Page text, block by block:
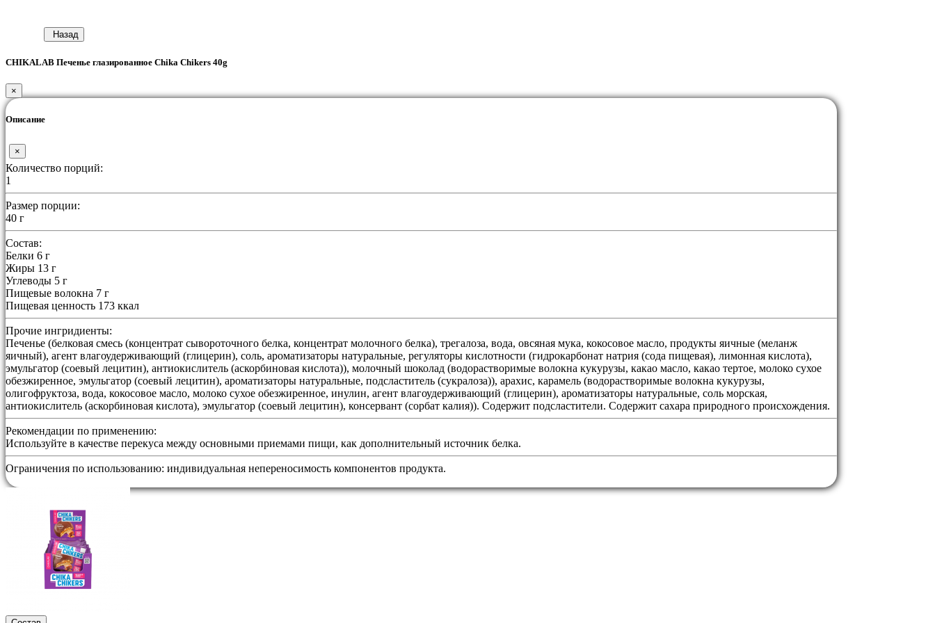
Назад
CHIKALAB Печенье глазированное Chika Chikers 40g
×
Описание
×
Количество порций:
1
Размер порции:
40 г
Состав:
Белки 6 г
Жиры 13 г
Углеводы 5 г
Пищевые волокна 7 г
Пищевая ценность 173 ккал
Прочие ингридиенты:
Печенье (белковая смесь (концентрат сывороточного белка, концентрат молочного белка), трегалоза, вода, овсяная мука, кокосовое масло, продукты яичные (меланж
яичный), агент влагоудерживающий (глицерин), соль, ароматизаторы натуральные, регуляторы кислотности (гидрокарбонат натрия (сода пищевая), лимонная кислота),
эмульгатор (соевый лецитин), антиокислитель (аскорбиновая кислота)), молочный шоколад (водорастворимые волокна кукурузы, какао масло, какао тертое, молоко сухое
обезжиренное, эмульгатор (соевый лецитин), ароматизаторы натуральные, подсластитель (сукралоза)), арахис, карамель (водорастворимые волокна кукурузы,
олигофруктоза, вода, кокосовое масло, молоко сухое обезжиренное, инулин, агент влагоудерживающий (глицерин), ароматизаторы натуральные, соль морская,
антиокислитель (аскорбиновая кислота), эмульгатор (соевый лецитин), консервант (сорбат калия)). Содержит подсластители. Содержит сахара природного происхождения.
Рекомендации по применению:
Используйте в качестве перекуса между основными приемами пищи, как дополнительный источник белка.
Ограничения по использованию: индивидуальная непереносимость компонентов продукта.